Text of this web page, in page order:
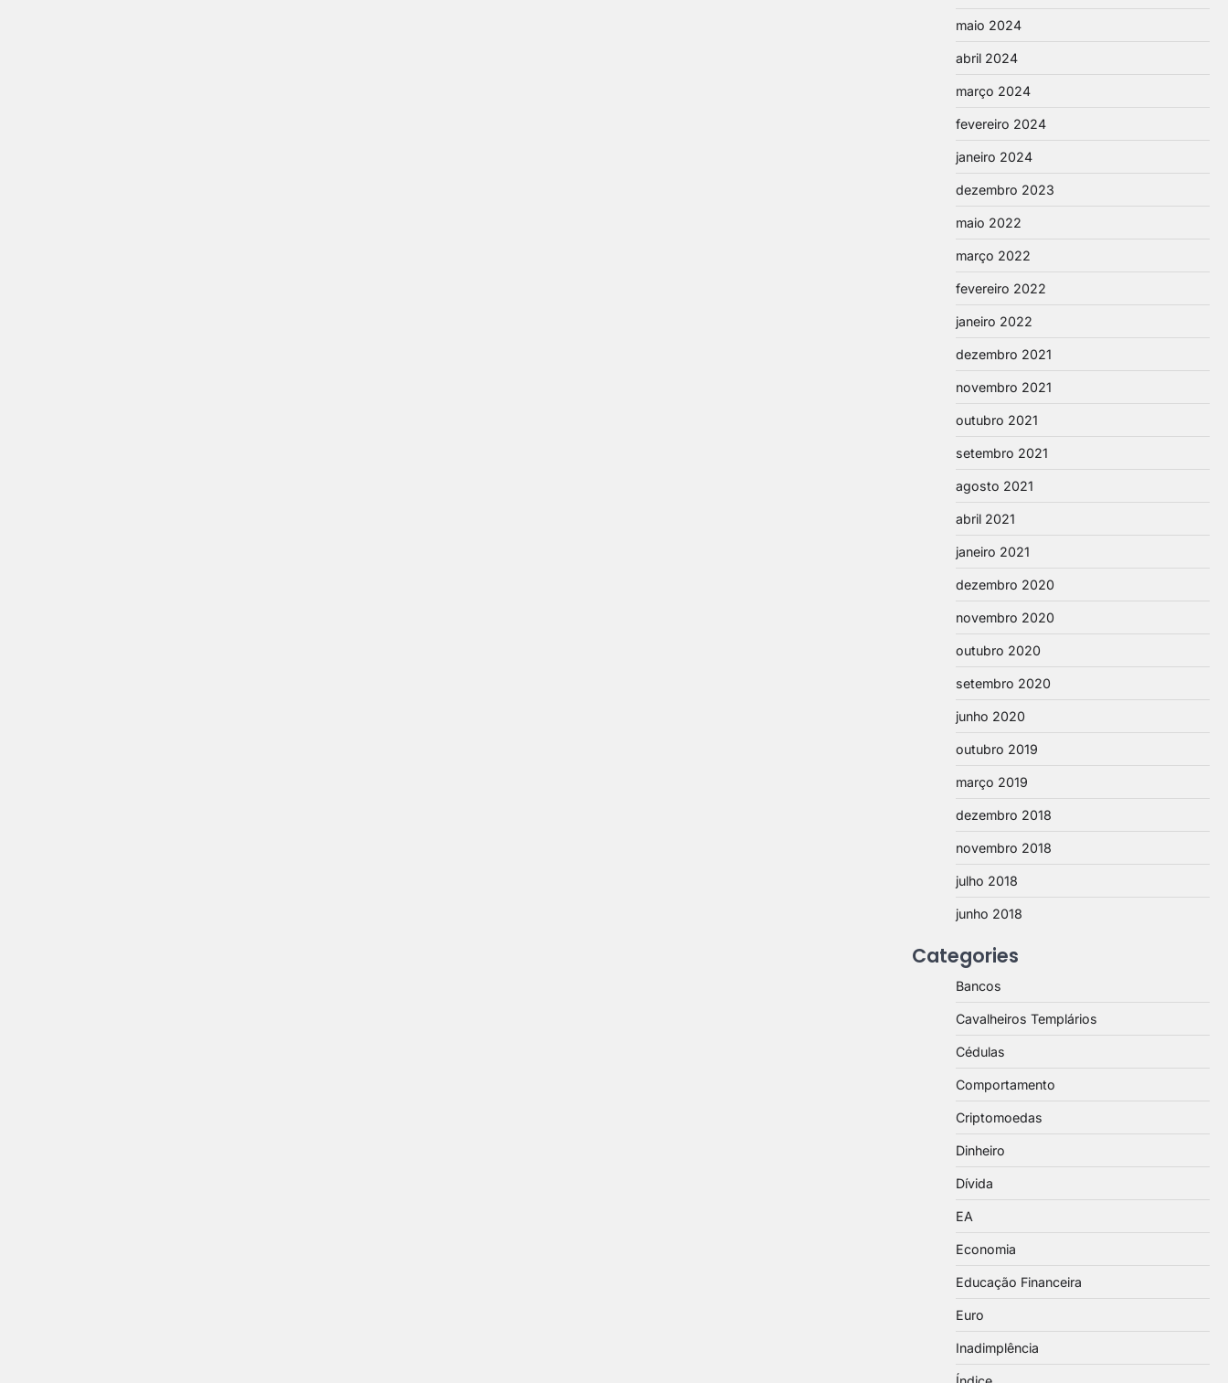
maio 2024
abril 2024
março 2024
fevereiro 2024
janeiro 2024
dezembro 2023
maio 2022
março 2022
fevereiro 2022
janeiro 2022
dezembro 2021
novembro 2021
outubro 2021
setembro 2021
agosto 2021
abril 2021
janeiro 2021
dezembro 2020
novembro 2020
outubro 2020
setembro 2020
junho 2020
outubro 2019
março 2019
dezembro 2018
novembro 2018
julho 2018
junho 2018
Categories
Bancos
Cavalheiros Templários
Cédulas
Comportamento
Criptomoedas
Dinheiro
Dívida
EA
Economia
Educação Financeira
Euro
Inadimplência